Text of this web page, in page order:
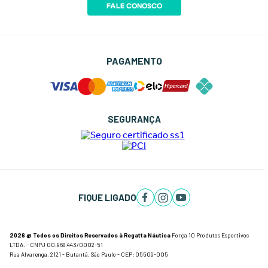
FALE CONOSCO
PAGAMENTO
SEGURANÇA
FIQUE LIGADO
2026 @ Todos os Direitos Reservados à Regatta Náutica Força 10 Produtos Esportivos
LTDA. - CNPJ 00.968.443/0002-51
Rua Alvarenga, 2121 - Butantã, São Paulo - CEP: 05509-005